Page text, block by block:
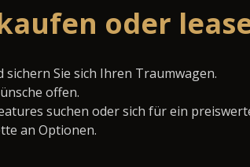
oder
sichern Sie sich Ihren Traumwagen.
offen.
suchen oder sich für ein
an Optionen.